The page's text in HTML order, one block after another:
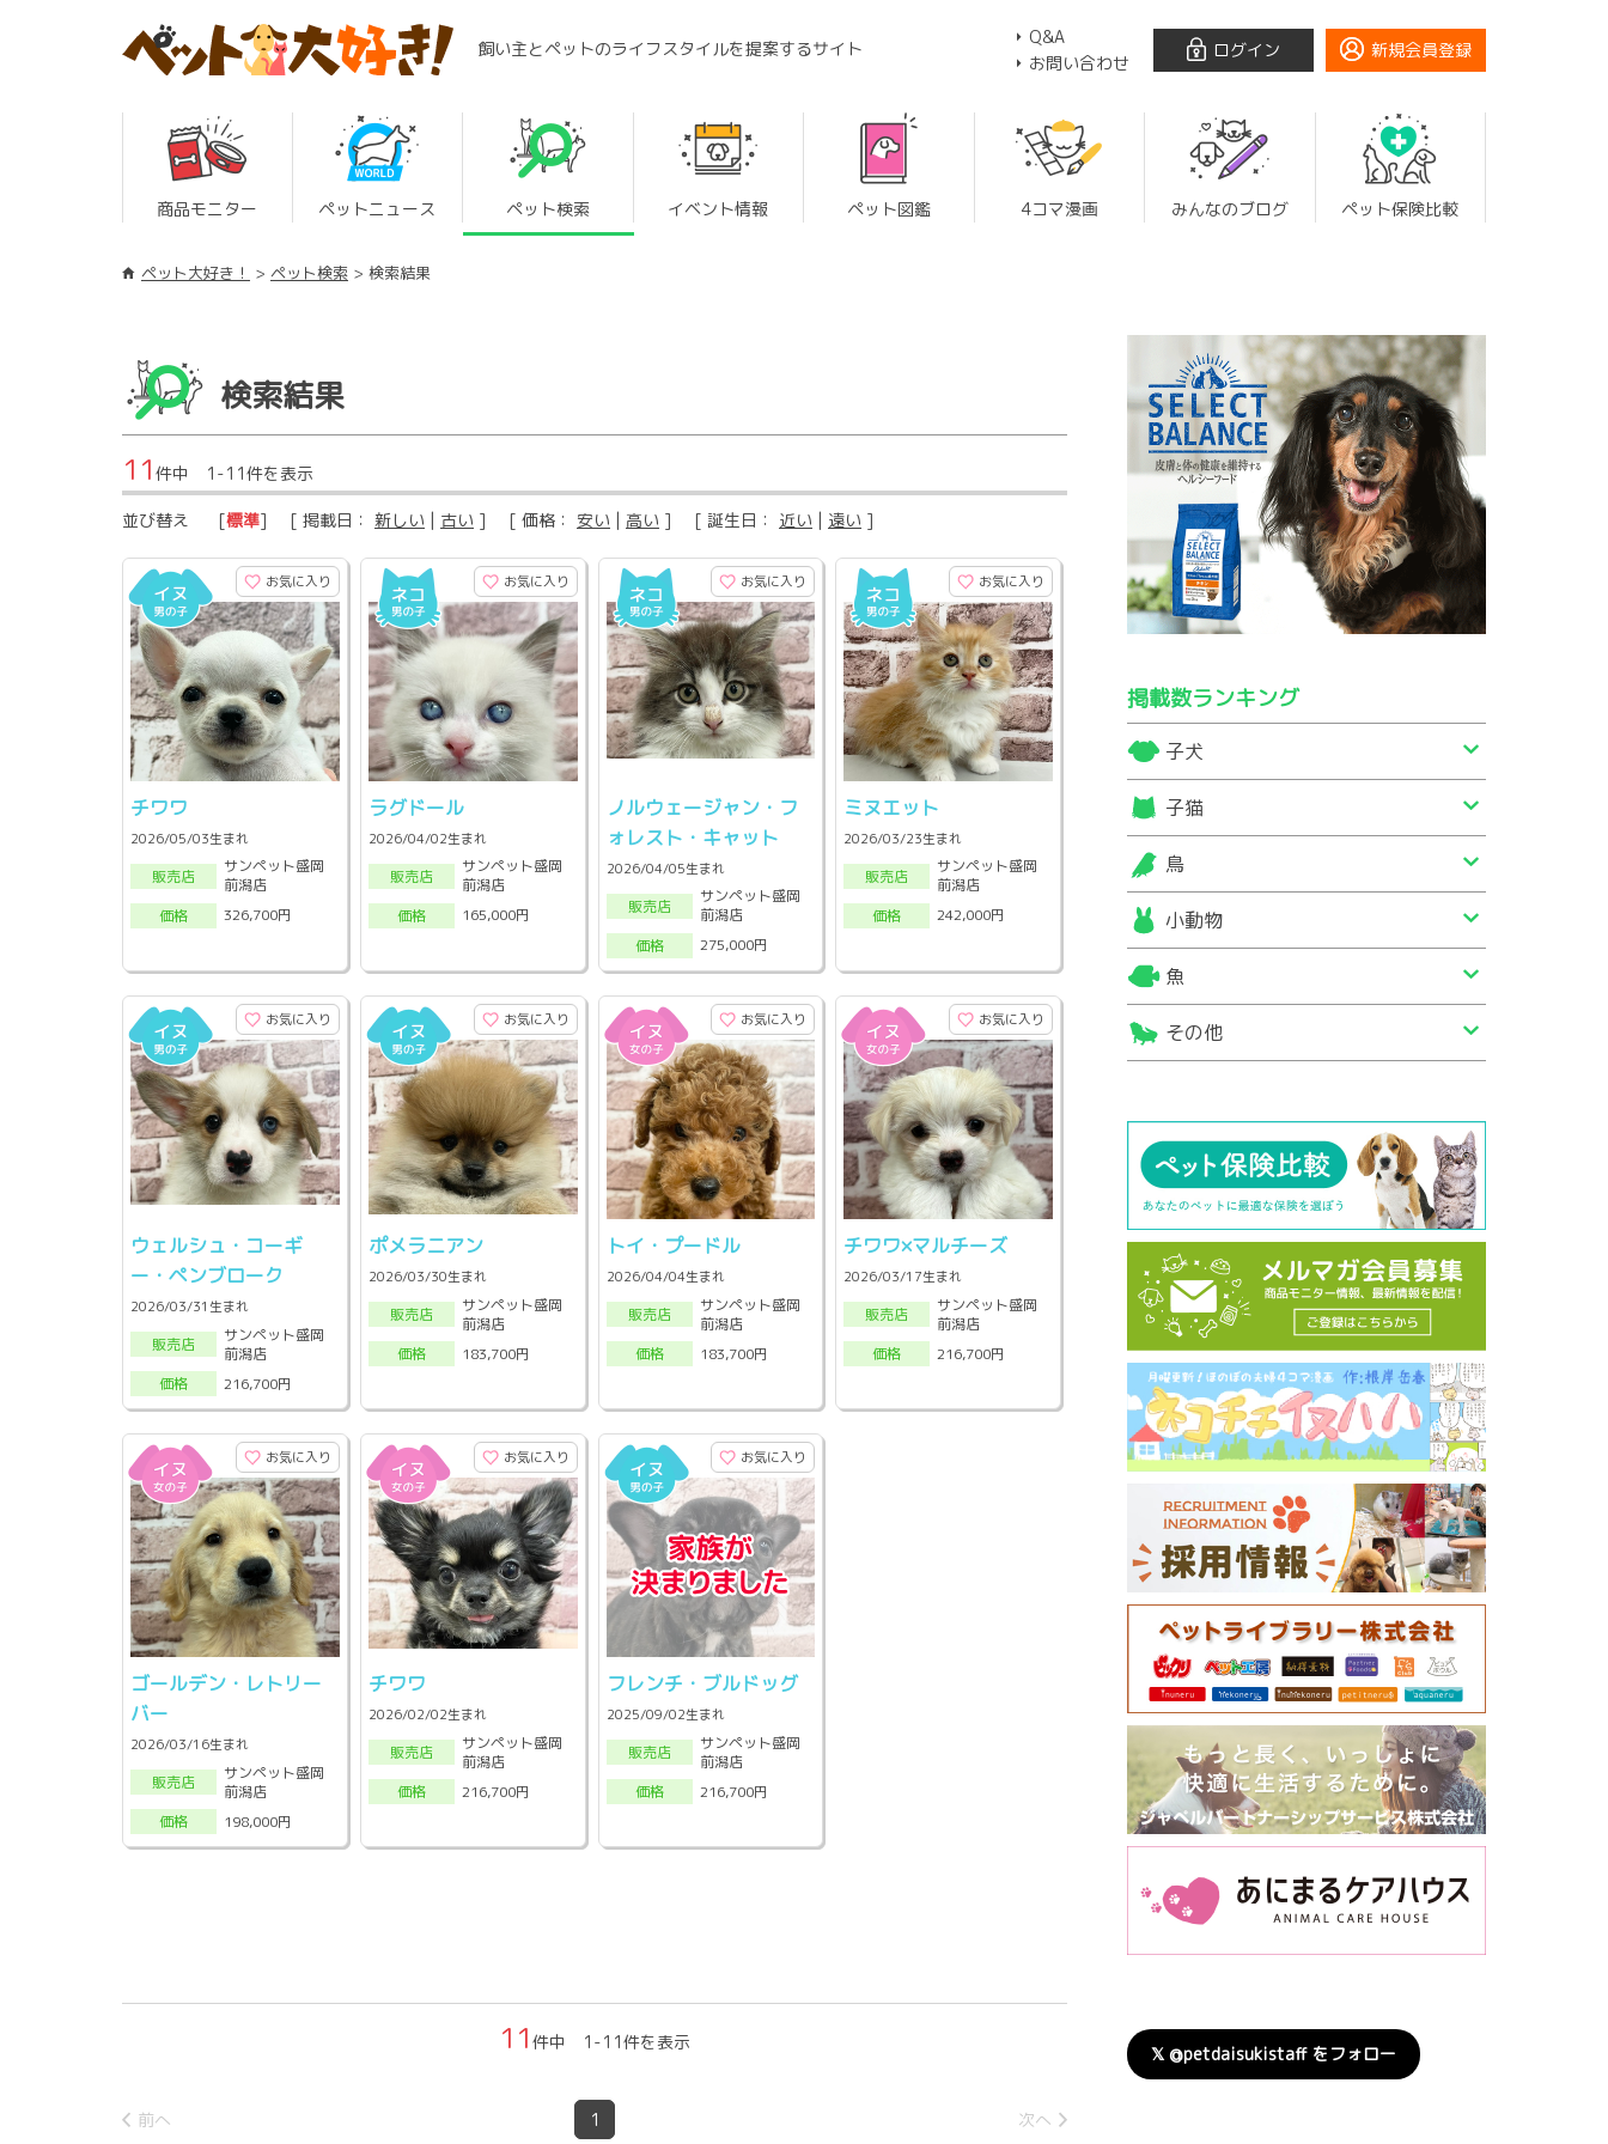
飼い主とペットのライフスタイルを提案するサイト
Q&A
お問い合わせ
ログイン 新規会員登録
商品モニター ペットニュース ペット検索 イベント情報 ペット図鑑 4コマ漫画 みんなのブログ ペット保険比較
ペット大好き！ ペット検索 検索結果
検索結果
11 件中 1-11件を表示
並び替え [標準] [ 掲載日： 新しい | 古い ] [ 価格： 安い | 高い ] [ 誕生日： 近い | 遠い ]
お気に入り
チワワ
2026/05/03生まれ
販売店
サンペット盛岡
前潟店
価格
326,700円
お気に入り
ラグドール
2026/04/02生まれ
販売店
サンペット盛岡
前潟店
価格
165,000円
お気に入り
ノルウェージャン・フ
ォレスト・キャット
2026/04/05生まれ
販売店
サンペット盛岡
前潟店
価格
275,000円
お気に入り
ミヌエット
2026/03/23生まれ
販売店
サンペット盛岡
前潟店
価格
242,000円
お気に入り
ウェルシュ・コーギ
ー・ペンブローク
2026/03/31生まれ
販売店
サンペット盛岡
前潟店
価格
216,700円
お気に入り
ポメラニアン
2026/03/30生まれ
販売店
サンペット盛岡
前潟店
価格
183,700円
お気に入り
トイ・プードル
2026/04/04生まれ
販売店
サンペット盛岡
前潟店
価格
183,700円
お気に入り
チワワ×マルチーズ
2026/03/17生まれ
販売店
サンペット盛岡
前潟店
価格
216,700円
お気に入り
ゴールデン・レトリー
バー
2026/03/16生まれ
販売店
サンペット盛岡
前潟店
価格
198,000円
お気に入り
チワワ
2026/02/02生まれ
販売店
サンペット盛岡
前潟店
価格
216,700円
お気に入り
フレンチ・ブルドッグ
2025/09/02生まれ
販売店
サンペット盛岡
前潟店
価格
216,700円
11 件中 1-11件を表示
前へ 1 次へ
掲載数ランキング
子犬
子猫
鳥
小動物
魚
その他
𝕏 @petdaisukistaff をフォロー